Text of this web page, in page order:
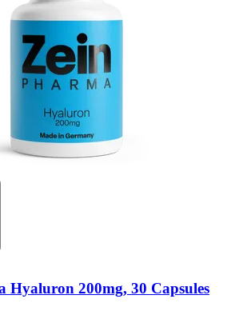
Hyaluron 200mg, 30 Capsules